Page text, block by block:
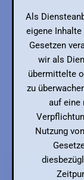
Als
eigene
Gesetzen
wir als
übermittelte
zu
auf eine
Nutzung